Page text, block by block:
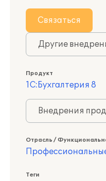
Связаться
Другие
Продукт
1С:Бухгалтерия 8
Внедрения
Отрасль /
Теги